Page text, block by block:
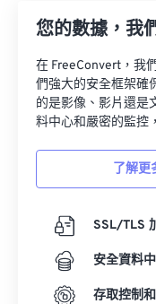
您的數據，我
在 FreeConvert，我
們強大的安全框架確
的是影像、影片還是
料中心和嚴密的監控
了解更
SSL/TLS
安全資料
存取控制